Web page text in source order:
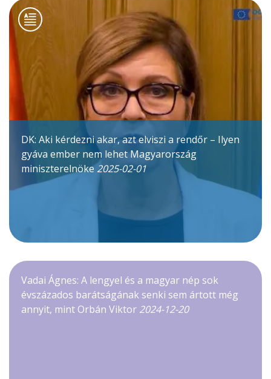
DK: Aki kérdezni akar, azt elviszi a rendőr – Ilyen
gyáva ember nem lehet Magyarország
miniszterelnöke2025-02-01
Vadai Ágnes: A lengyel és a magyar nép sok
évszázados barátságának senki sem ártott még
annyit, mint Orbán Viktor 2024-12-20